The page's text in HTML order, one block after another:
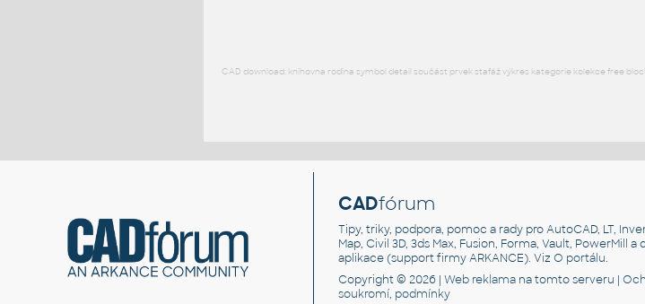
CAD download: knihovna rodina symbol detail součást prvek stafáž výkres kategorie kolekce free
CADfórum
Tipy, triky, podpora, pomoc a rady pro AutoCAD, LT,
Map, Civil 3D, 3ds Max, Fusion, Forma, Vault, PowerMill a
aplikace (support firmy ARKANCE). VizO portálu.
Copyright © 2026 |Web reklama na tomto serveru |
soukromí, podmínky